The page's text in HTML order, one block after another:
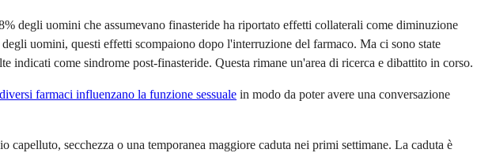
degli uomini che assumevano finasteride ha riportato effetti collaterali come diminuzione
uomini, questi effetti scompaiono dopo l'interruzione del farmaco. Ma ci sono state
indicati come sindrome post-finasteride. Questa rimane un'area di ricerca e dibattito in corso.
diversi farmaci influenzano la funzione sessuale in modo da poter avere una conversazione
secchezza o una temporanea maggiore caduta nei primi settimane. La caduta è